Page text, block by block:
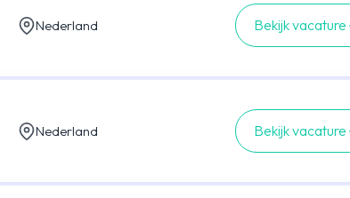
Nederland Bekijk vacature
Nederland Bekijk vacature